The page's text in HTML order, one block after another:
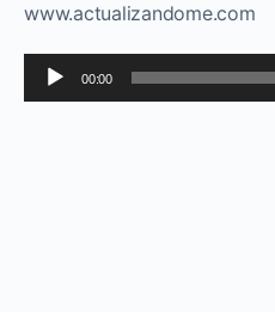
www.actualizandome.com
Reproductor
de
00:00